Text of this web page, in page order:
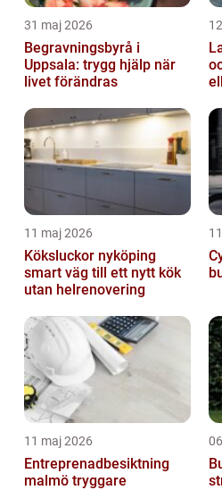
31 maj 2026
Begravningsbyrå i
Uppsala: trygg hjälp när
livet förändras
11 maj 2026
Köksluckor nyköping
smart väg till ett nytt kök
utan helrenovering
11 maj 2026
Entreprenadbesiktning
malmö tryggare